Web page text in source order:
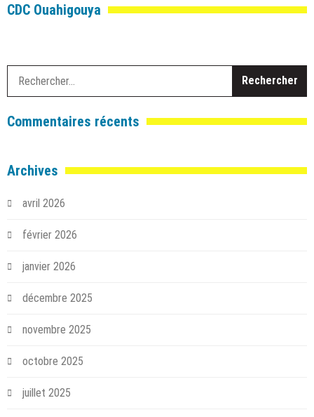
CDC Ouahigouya
Commentaires récents
Archives
avril 2026
février 2026
janvier 2026
décembre 2025
novembre 2025
octobre 2025
juillet 2025